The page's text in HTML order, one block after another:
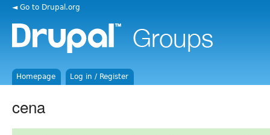
◄ Go to Drupal.org
Homepage Log in / Register
cena